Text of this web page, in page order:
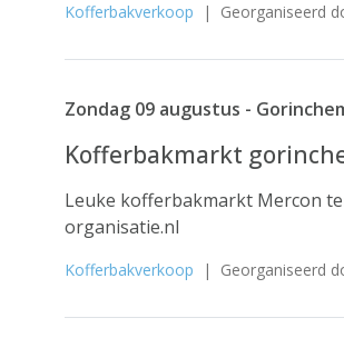
Kofferbakverkoop | Georganiseerd
Zondag 09 augustus -
Kofferbakmarkt
Leuke kofferbakmarkt Mercon
organisatie.nl
Kofferbakverkoop | Georganiseerd